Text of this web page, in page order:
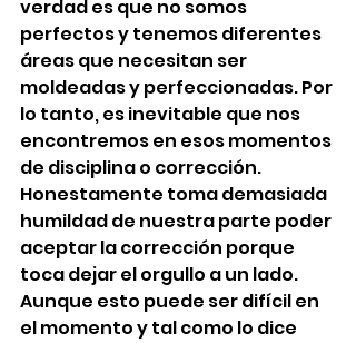
verdad es que no somos
perfectos y tenemos diferentes
áreas que necesitan ser
moldeadas y perfeccionadas. Por
lo tanto, es inevitable que nos
encontremos en esos momentos
de disciplina o corrección.
Honestamente toma demasiada
humildad de nuestra parte poder
aceptar la corrección porque
toca dejar el orgullo a un lado.
Aunque esto puede ser difícil en
el momento y tal como lo dice